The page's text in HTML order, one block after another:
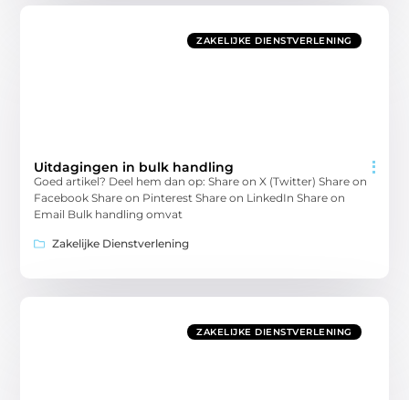
ZAKELIJKE DIENSTVERLENING
Uitdagingen in bulk handling
Goed artikel? Deel hem dan op: Share on X (Twitter) Share on
Facebook Share on Pinterest Share on LinkedIn Share on
Email Bulk handling omvat
Zakelijke Dienstverlening
ZAKELIJKE DIENSTVERLENING